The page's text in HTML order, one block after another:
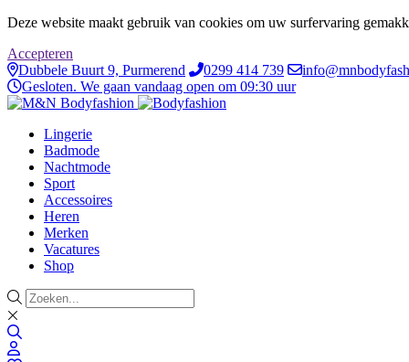
Deze website maakt gebruik van cookies om uw surfervaring
Accepteren
Dubbele Buurt 9, Purmerend
0299 414 739
Gesloten. We gaan vandaag open om 09:30 uur
Lingerie
Badmode
Nachtmode
Sport
Accessoires
Heren
Merken
Vacatures
Shop